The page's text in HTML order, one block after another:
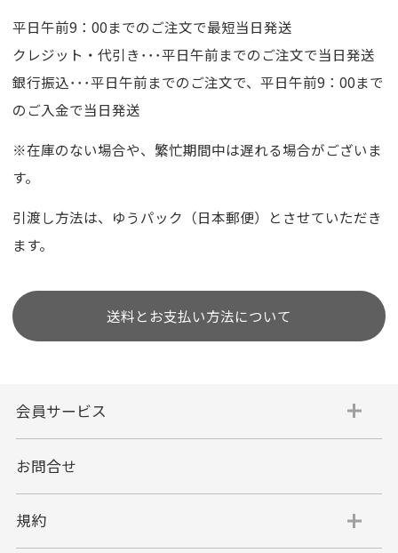
平日午前9：00までのご注文で最短当日発送
クレジット・代引き･･･平日午前までのご注文で当日発送
銀行振込･･･平日午前までのご注文で、平日午前9：00まで
のご入金で当日発送
※在庫のない場合や、繁忙期間中は遅れる場合がございま
す。
引渡し方法は、ゆうパック（日本郵便）とさせていただき
ます。
送料とお支払い方法について
会員サービス
お問合せ
規約